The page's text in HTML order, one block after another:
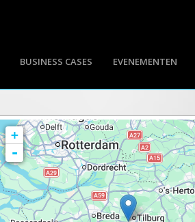
BUSINESS CASES EVENEMENTEN
+
-